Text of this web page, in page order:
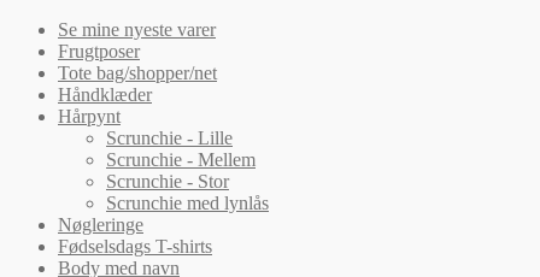
Se mine nyeste varer
Frugtposer
Tote bag/shopper/net
Håndklæder
Hårpynt
Scrunchie - Lille
Scrunchie - Mellem
Scrunchie - Stor
Scrunchie med lynlås
Nøgleringe
Fødselsdags T-shirts
Body med navn